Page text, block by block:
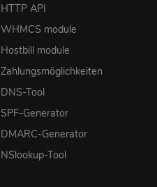
HTTP API
WHMCS module
Hostbill module
Zahlungsmöglichkeiten
DNS-Tool
SPF-Generator
DMARC-Generator
NSlookup-Tool